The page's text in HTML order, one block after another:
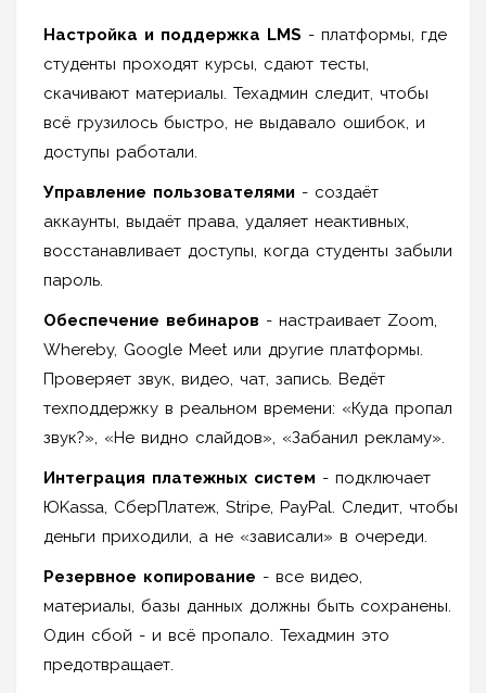
Настройка и поддержка LMS - платформы, где
студенты проходят курсы, сдают тесты,
скачивают материалы. Техадмин следит, чтобы
всё грузилось быстро, не выдавало ошибок, и
доступы работали.
Управление пользователями - создаёт
аккаунты, выдаёт права, удаляет неактивных,
восстанавливает доступы, когда студенты забыли
пароль.
Обеспечение вебинаров - настраивает Zoom,
Whereby, Google Meet или другие платформы.
Проверяет звук, видео, чат, запись. Ведёт
техподдержку в реальном времени: «Куда пропал
звук?», «Не видно слайдов», «Забанил рекламу».
Интеграция платежных систем - подключает
ЮKassa, СберПлатеж, Stripe, PayPal. Следит, чтобы
деньги приходили, а не «зависали» в очереди.
Резервное копирование - все видео,
материалы, базы данных должны быть сохранены.
Один сбой - и всё пропало. Техадмин это
предотвращает.